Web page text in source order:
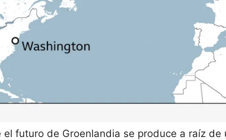
el futuro de Groenlandia se produce a raíz de